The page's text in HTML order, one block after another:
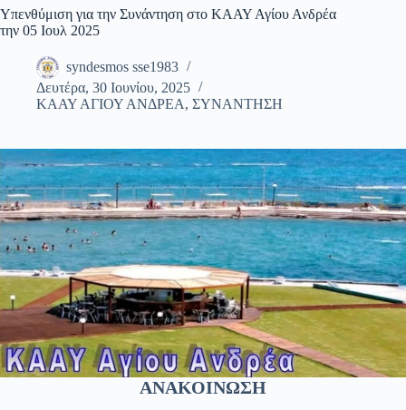
Υπενθύμιση για την Συνάντηση στο ΚΑΑΥ Αγίου Ανδρέα
την 05 Ιουλ 2025
syndesmos sse1983
Δευτέρα, 30 Ιουνίου, 2025
ΚΑΑΥ ΑΓΙΟΥ ΑΝΔΡΕΑ, ΣΥΝΑΝΤΗΣΗ
ΑΝΑΚΟΙΝΩΣΗ